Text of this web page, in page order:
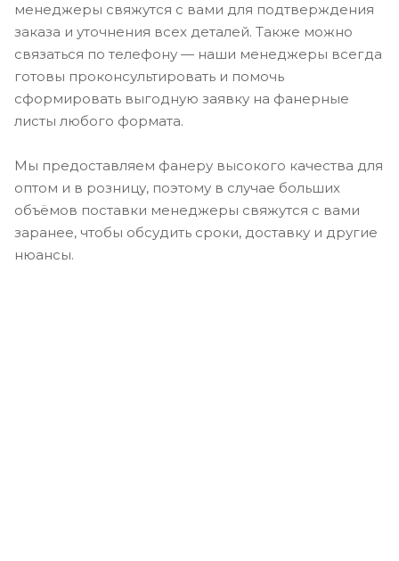
менеджеры свяжутся с вами для подтверждения
заказа и уточнения всех деталей. Также можно
связаться по телефону — наши менеджеры всегда
готовы проконсультировать и помочь
сформировать выгодную заявку на фанерные
листы любого формата.
Мы предоставляем фанеру высокого качества для
оптом и в розницу, поэтому в случае больших
объёмов поставки менеджеры свяжутся с вами
заранее, чтобы обсудить сроки, доставку и другие
нюансы.